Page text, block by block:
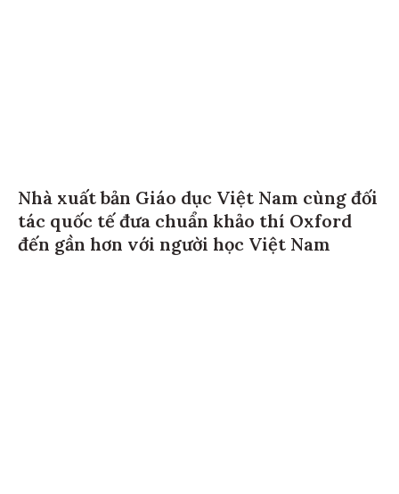
Nhà xuất bản Giáo dục Việt Nam cùng đối
tác quốc tế đưa chuẩn khảo thí Oxford
đến gần hơn với người học Việt Nam